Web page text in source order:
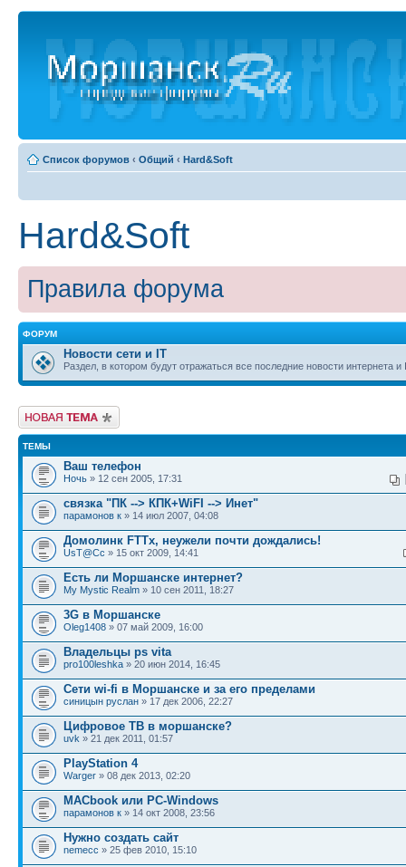
Список форумов ‹ Общий ‹ Hard&Soft
Hard&Soft
Правила форума
ФОРУМ
Новости сети и IT
Раздел, в котором будут отражаться все последние новости интернета и
Новая тема
ТЕМЫ
Ваш телефон
Ночь » 12 сен 2005, 17:31
связка "ПК --> КПК+WiFI --> Инет"
парамонов к » 14 июл 2007, 04:08
Домолинк FTTx, неужели почти дождались!
UsT@Cc » 15 окт 2009, 14:41
Есть ли Моршанске интернет?
My Mystic Realm » 10 сен 2011, 18:27
3G в Моршанске
Oleg1408 » 07 май 2009, 16:00
Владельцы ps vita
pro100leshka » 20 июн 2014, 16:45
Сети wi-fi в Моршанске и за его пределами
синицын руслан » 17 дек 2006, 22:27
Цифровое ТВ в моршанске?
uvk » 21 дек 2011, 01:57
PlayStation 4
Warger » 08 дек 2013, 02:20
MACbook или PC-Windows
парамонов к » 14 окт 2008, 23:56
Нужно создать сайт
nemecc » 25 фев 2010, 15:10